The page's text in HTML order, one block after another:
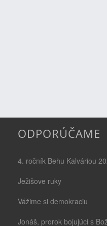
ODPORÚČAME
4. ročník Behu Kalváriou
Ježišove ruky
Vážime si demokraciu
Jonáš, prorok bojujúci s